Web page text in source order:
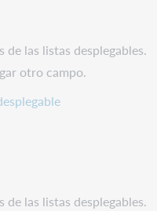
las listas desplegables.
otro campo.
las listas desplegables.